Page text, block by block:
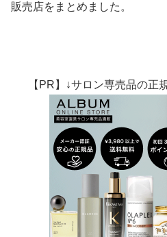
販売店をまとめました。
【PR】↓サロン専売品の正